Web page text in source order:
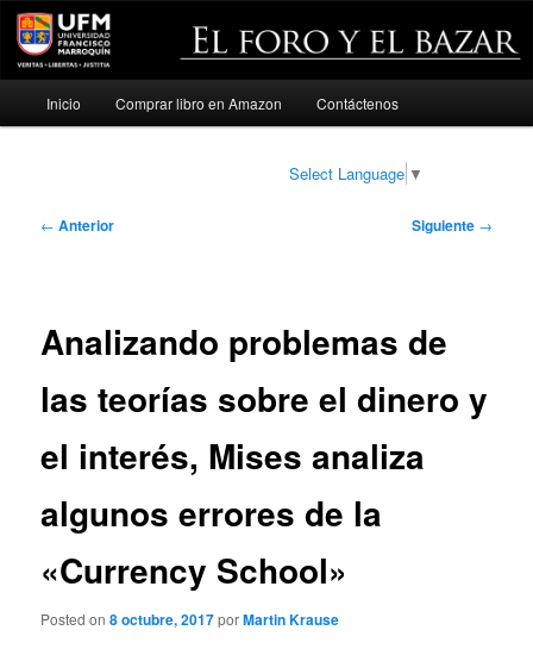
Ir
Inicio Comprar libro en Amazon Contáctenos
Select Language ▼
Navegación
← Anterior Siguiente →
Analizando problemas de
las teorías sobre el dinero y
el interés, Mises analiza
algunos errores de la
«Currency School»
Posted on8 octubre, 2017porMartin Krause